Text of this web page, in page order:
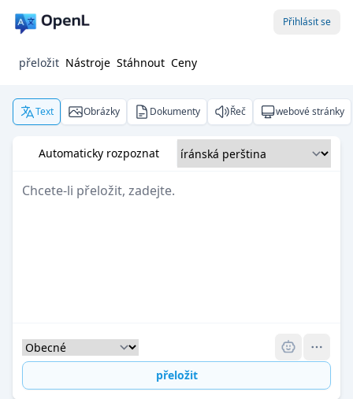
Přihlásit se
přeložit Nástroje Stáhnout Ceny
Text Obrázky Dokumenty Řeč webové stránky
Automaticky rozpoznat
přeložit